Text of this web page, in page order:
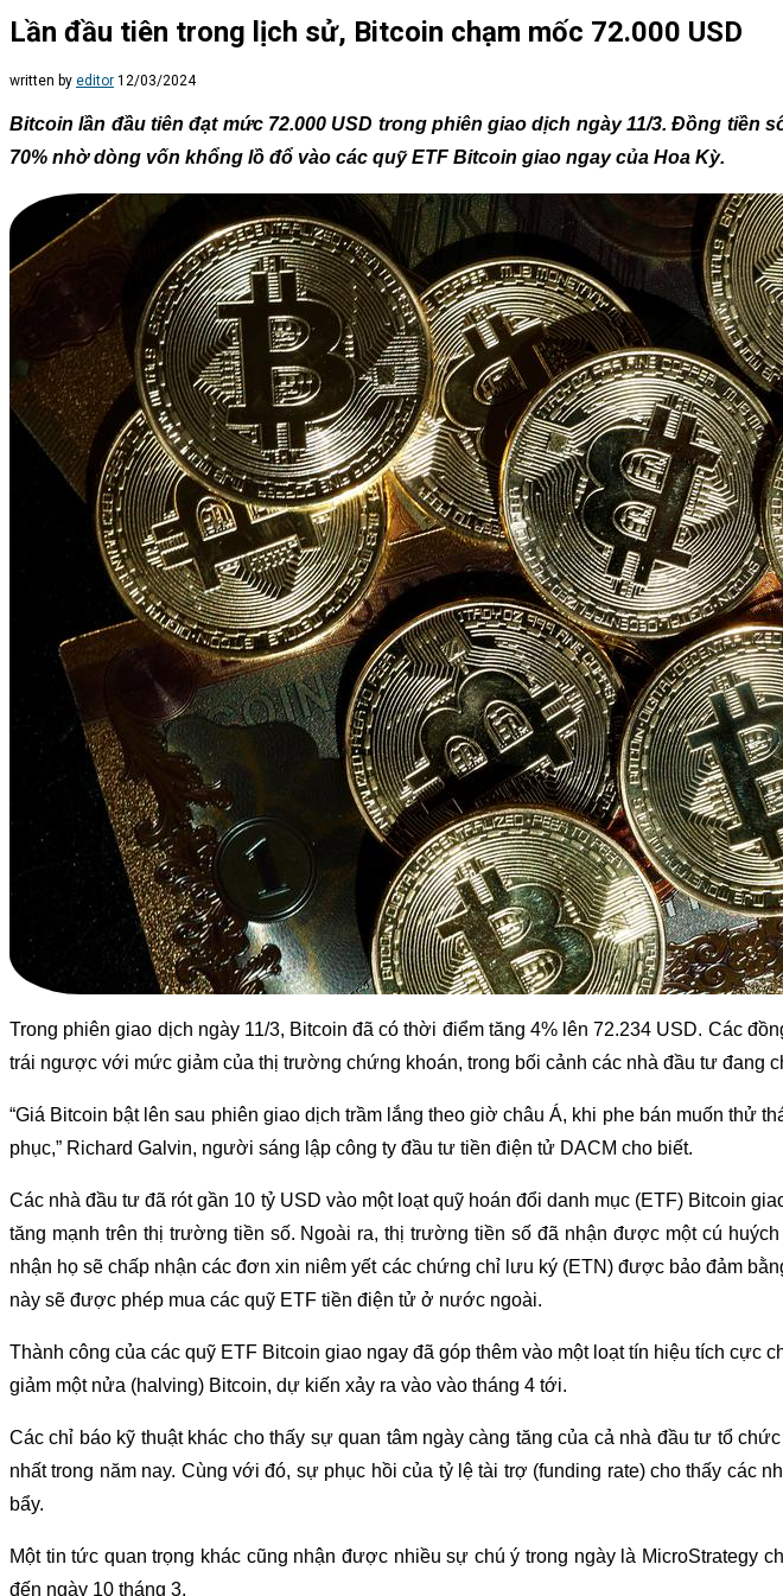
Lần đầu tiên trong lịch sử, Bitcoin chạm mốc 72.000 USD
written by editor 12/03/2024
Bitcoin lần đầu tiên đạt mức 72.000 USD trong phiên giao dịch ngày 11/3. Đồng
70% nhờ dòng vốn khổng lồ đổ vào các quỹ ETF Bitcoin giao ngay của Hoa Kỳ.
Trong phiên giao dịch ngày 11/3, Bitcoin đã có thời điểm tăng 4% lên 72.234 USD. Các
trái ngược với mức giảm của thị trường chứng khoán, trong bối cảnh các nhà đầu tư đang
“Giá Bitcoin bật lên sau phiên giao dịch trầm lắng theo giờ châu Á, khi phe bán muốn thử
phục,” Richard Galvin, người sáng lập công ty đầu tư tiền điện tử DACM cho biết.
Các nhà đầu tư đã rót gần 10 tỷ USD vào một loạt quỹ hoán đổi danh mục (ETF) Bitcoin
tăng mạnh trên thị trường tiền số. Ngoài ra, thị trường tiền số đã nhận được một cú
nhận họ sẽ chấp nhận các đơn xin niêm yết các chứng chỉ lưu ký (ETN) được bảo đảm
này sẽ được phép mua các quỹ ETF tiền điện tử ở nước ngoài.
Thành công của các quỹ ETF Bitcoin giao ngay đã góp thêm vào một loạt tín hiệu tích
giảm một nửa (halving) Bitcoin, dự kiến xảy ra vào vào tháng 4 tới.
Các chỉ báo kỹ thuật khác cho thấy sự quan tâm ngày càng tăng của cả nhà đầu tư tổ
nhất trong năm nay. Cùng với đó, sự phục hồi của tỷ lệ tài trợ (funding rate) cho thấy các
bẩy.
Một tin tức quan trọng khác cũng nhận được nhiều sự chú ý trong ngày là MicroStrategy
đến ngày 10 tháng 3.